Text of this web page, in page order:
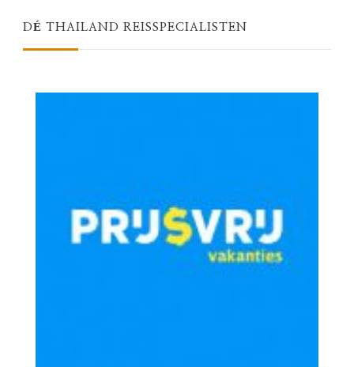
DÉ THAILAND REISSPECIALISTEN